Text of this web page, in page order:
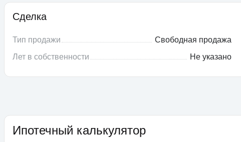
Сделка
Тип продажи
Свободная продажа
Лет в собственности
Не указано
Ипотечный калькулятор